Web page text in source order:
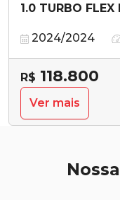
1.0 TURBO
2024/2024
R$ 118.800
Ver mais